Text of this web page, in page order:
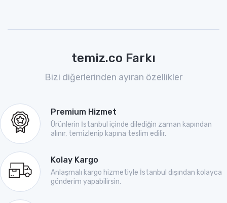
temiz.co Farkı
Bizi diğerlerinden ayıran özellikler
Premium Hizmet
Ürünlerin İstanbul içinde dilediğin zaman kapından
alınır, temizlenip kapına teslim edilir.
Kolay Kargo
Anlaşmalı kargo hizmetiyle İstanbul dışından kolayca
gönderim yapabilirsin.